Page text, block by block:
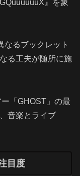
』を象
なるブックレット
る工夫が随所に施
「GHOST」の最
音楽とライブ
目度